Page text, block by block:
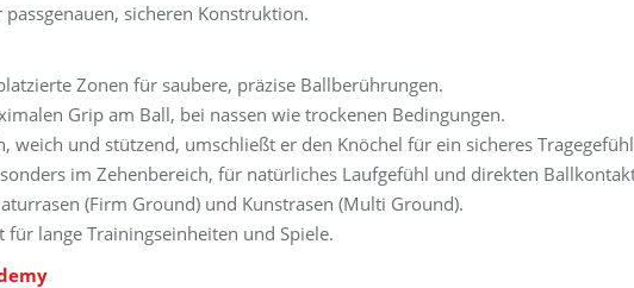
sicheren Konstruktion.
Zonen für saubere, präzise Ballberührungen.
Grip am Ball, bei nassen wie trockenen Bedingungen.
weich und stützend, umschließt er den Knöchel für ein sicheres
im Zehenbereich, für natürliches Laufgefühl und direkten
(Firm Ground) und Kunstrasen (Multi Ground).
lange Trainingseinheiten und Spiele.